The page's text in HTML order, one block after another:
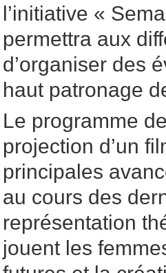
l’initiative «
permettra aux
d’organiser des
haut patronage
Le programme
projection d’un
principales
au cours des
représentation
jouent les